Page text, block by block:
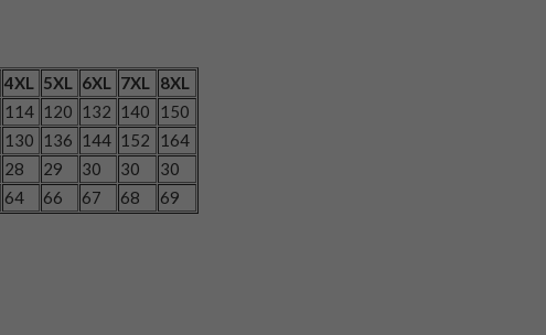
4XL 5XL 6XL 7XL 8XL
114 120 132 140
150
130 136 144 152
164
28 29 30 30
30
64 66 67 68
69